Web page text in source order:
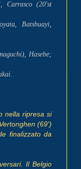
Carrasco (20'st
Batshuayi,
Hasebe;
nella ripresa si
(69')
finalizzato da
Il Belgio